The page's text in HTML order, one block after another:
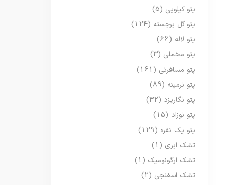
پتو کیلویی (5)
پتو گل برجسته (124)
پتو لاله (66)
پتو مخملی (3)
پتو مسافرتی (161)
پتو نرمینه (89)
پتو نگاریزد (32)
پتو نوزاد (15)
پتو یک نفره (129)
تشک ابری (1)
تشک ارگونومیک (1)
تشک اسفنجی (2)